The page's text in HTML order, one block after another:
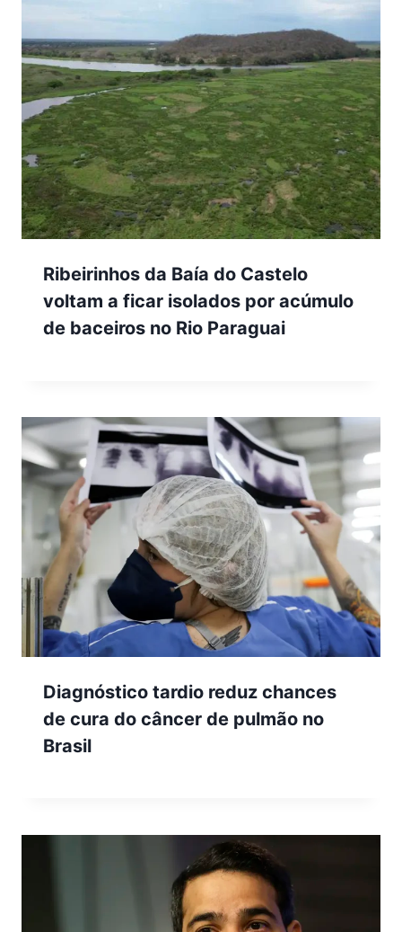
Ribeirinhos da Baía do Castelo
voltam a ficar isolados por acúmulo
de baceiros no Rio Paraguai
Diagnóstico tardio reduz chances
de cura do câncer de pulmão no
Brasil